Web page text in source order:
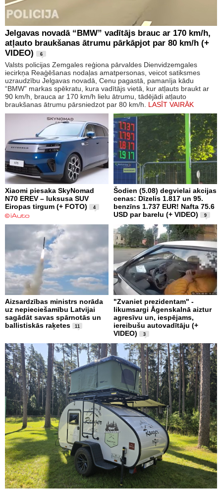
Jelgavas novadā “BMW” vadītājs brauc ar 170 km/h,
atļauto braukšanas ātrumu pārkāpjot par 80 km/h (+
VIDEO)
6
Valsts policijas Zemgales reģiona pārvaldes Dienvidzemgales
iecirkņa Reaģēšanas nodaļas amatpersonas, veicot satiksmes
uzraudzību Jelgavas novadā, Cenu pagastā, pamanīja kādu
“BMW” markas spēkratu, kura vadītājs vietā, kur atļauts braukt ar
90 km/h, brauca ar 170 km/h lielu ātrumu, tādējādi atļauto
braukšanas ātrumu pārsniedzot par 80 km/h. LASĪT VAIRĀK
Xiaomi piesaka SkyNomad
N70 EREV – luksusa SUV
Eiropas tirgum (+ FOTO)
4
Šodien (5.08) degvielai akcijas
cenas: Dīzelis 1.817 un 95.
benzīns 1.737 EUR! Nafta 75.6
USD par barelu (+ VIDEO)
9
Aizsardzības ministrs norāda
uz nepieciešamību Latvijai
sagādāt savas spārnotās un
ballistiskās raķetes
11
"Zvaniet prezidentam" -
likumsargi Āgenskalnā aiztur
agresīvu un, iespējams,
iereibušu autovadītāju (+
VIDEO)
3